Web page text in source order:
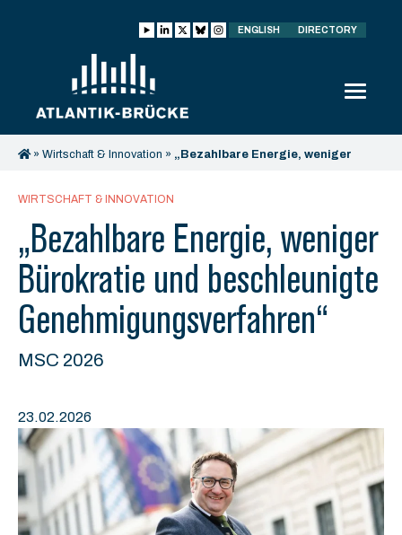
ENGLISH DIRECTORY
» Wirtschaft & Innovation » „Bezahlbare Energie, weniger
WIRTSCHAFT & INNOVATION
„Bezahlbare Energie, weniger
Bürokratie und beschleunigte
Genehmigungsverfahren“
MSC 2026
23.02.2026